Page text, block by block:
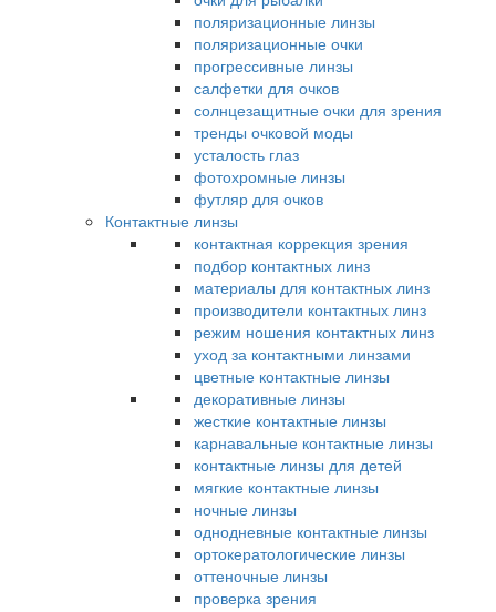
поляризационные линзы
поляризационные очки
прогрессивные линзы
салфетки для очков
солнцезащитные очки для зрения
тренды очковой моды
усталость глаз
фотохромные линзы
футляр для очков
Контактные линзы
контактная коррекция зрения
подбор контактных линз
материалы для контактных линз
производители контактных линз
режим ношения контактных линз
уход за контактными линзами
цветные контактные линзы
декоративные линзы
жесткие контактные линзы
карнавальные контактные линзы
контактные линзы для детей
мягкие контактные линзы
ночные линзы
однодневные контактные линзы
ортокератологические линзы
оттеночные линзы
проверка зрения